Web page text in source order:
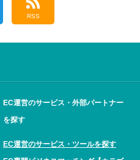
RSS
EC運営のサービス・外部パートナー
を探す
EC運営のサービス・ツールを探す